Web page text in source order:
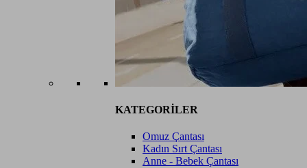
KATEGORİLER
Omuz Çantası
Kadın Sırt Çantası
Anne - Bebek Çantası